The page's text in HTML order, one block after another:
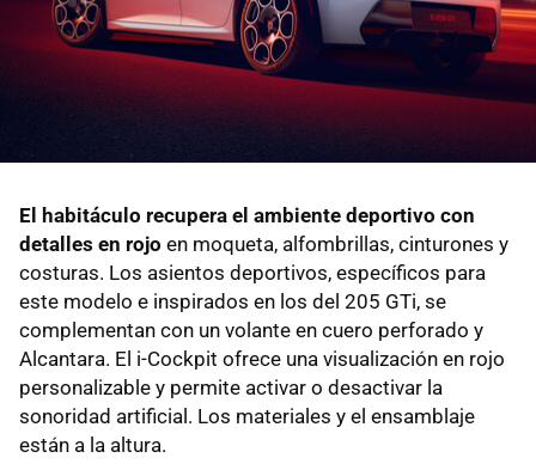
El habitáculo recupera el ambiente deportivo con
detalles en rojo en moqueta, alfombrillas, cinturones y
costuras. Los asientos deportivos, específicos para
este modelo e inspirados en los del 205 GTi, se
complementan con un volante en cuero perforado y
Alcantara. El i-Cockpit ofrece una visualización en rojo
personalizable y permite activar o desactivar la
sonoridad artificial. Los materiales y el ensamblaje
están a la altura.